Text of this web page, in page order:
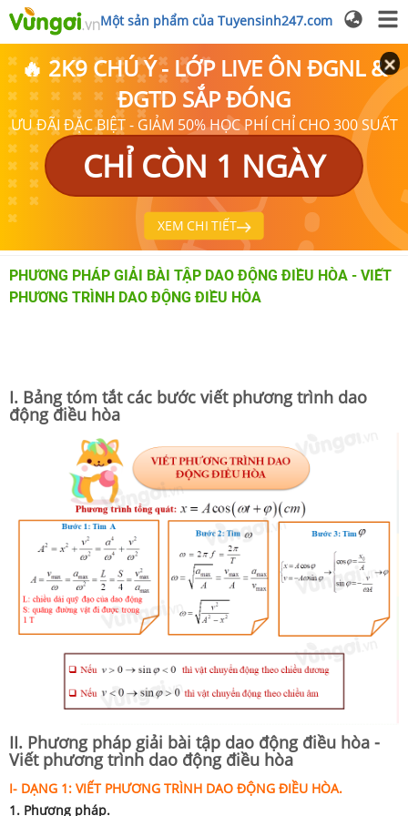
Một sản phẩm của Tuyensinh247.com
🔥 2K9 CHÚ Ý - LỚP LIVE ÔN ĐGNL &
ĐGTD SẮP ĐÓNG
ƯU ĐÃI ĐẶC BIỆT - GIẢM 50% HỌC PHÍ CHỈ CHO 300 SUẤT
CHỈ CÒN 1 NGÀY
XEM CHI TIẾT
PHƯƠNG PHÁP GIẢI BÀI TẬP DAO ĐỘNG ĐIỀU HÒA - VIẾT
PHƯƠNG TRÌNH DAO ĐỘNG ĐIỀU HÒA
I. Bảng tóm tắt các bước viết phương trình dao
động điều hòa
II. Phương pháp giải bài tập dao động điều hòa -
Viết phương trình dao động điều hòa
I- DẠNG 1: VIẾT PHƯƠNG TRÌNH DAO ĐỘNG ĐIỀU HÒA.
1. Phương pháp.